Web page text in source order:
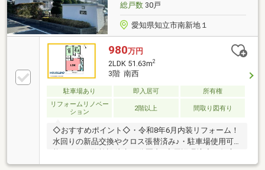
総戸数30戸
愛知県知立市南新地１
980万円
2LDK 51.63m2
3階 南西
駐車場あり 即入居可
所有権
リフォームリノベー
ション
2階以上 間取り図有り
◇おすすめポイント◇・令和8年6月内装リフォーム！
水回りの新品交換やクロス張替済み♪・駐車場使用可
西小学校…徒歩5分(約350m)・知立中学校…徒歩15分(約